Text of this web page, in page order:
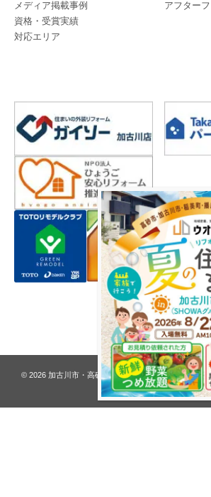
メディア掲載事例
資格・受賞実績
対応エリア
アフター
プライバシーポリシー
© 2026 加古川市・高砂市 夢リフォーム ウオハシ –
reserved.